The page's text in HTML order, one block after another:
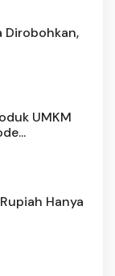
Dirobohkan,
UMKM
Hanya